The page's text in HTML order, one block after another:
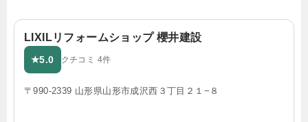
LIXILリフォームショップ 櫻井建設
★5.0 クチコミ 4件
〒990-2339 山形県山形市成沢西３丁目２１−８